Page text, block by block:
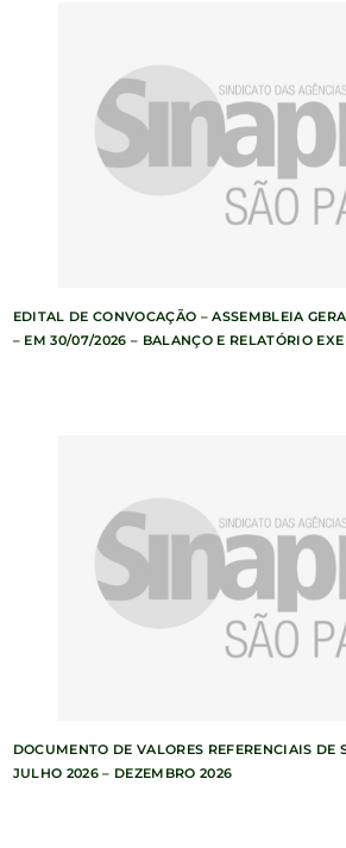
EDITAL DE CONVOCAÇÃO – ASSEMBLEIA
– EM 30/07/2026 – BALANÇO E RELATÓRIO
DOCUMENTO DE VALORES REFERENCIAIS DE
JULHO 2026 – DEZEMBRO 2026